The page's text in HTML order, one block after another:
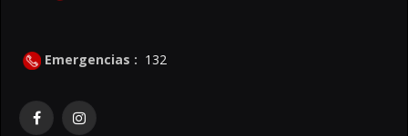
Emergencias : 132
FacebookInstagram